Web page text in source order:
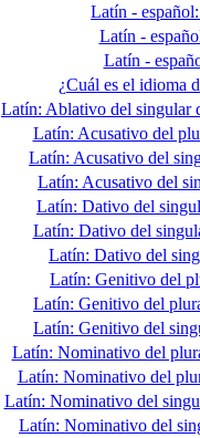
Latín -
Latín -
Latín -
¿Cuál es el idioma
Latín: Ablativo del singular
Latín: Acusativo del
Latín: Acusativo del
Latín: Acusativo del
Latín: Dativo del
Latín: Dativo del
Latín: Dativo del
Latín: Genitivo del
Latín: Genitivo del
Latín: Genitivo del
Latín: Nominativo del
Latín: Nominativo del
Latín: Nominativo del
Latín: Nominativo del